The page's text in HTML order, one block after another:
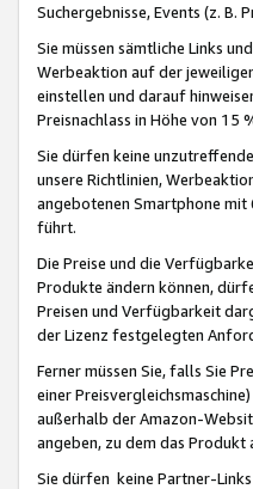
Suchergebnisse, Events (z. B.
Sie müssen sämtliche Links
Werbeaktion auf der
einstellen und darauf
Preisnachlass in Höhe von 15
Sie dürfen keine
unsere Richtlinien,
angebotenen Smartphone mit
führt.
Die Preise und die
Produkte ändern können,
Preisen und Verfügbarkeit
der Lizenz festgelegten
Ferner müssen Sie, falls Sie
einer
außerhalb der Amazon-
angeben, zu dem das
Sie dürfen keine Partner-